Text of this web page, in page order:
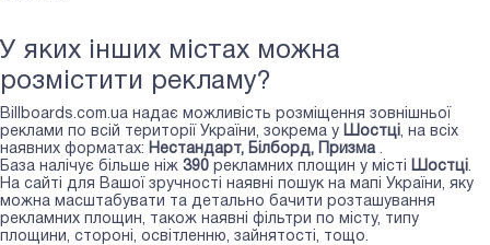
У яких інших містах можна
розмістити рекламу?
Billboards.com.ua надає можливість розміщення зовнішньої
реклами по всій території України, зокрема у Шостці, на всіх
наявних форматах: Нестандарт, Білборд, Призма.
База налічує більше ніж 390 рекламних площин у місті Шостці.
На сайті для Вашої зручності наявні пошук на мапі України, яку
можна масштабувати та детально бачити розташування
рекламних площин, також наявні фільтри по місту, типу
площини, стороні, освітленню, зайнятості, тощо.